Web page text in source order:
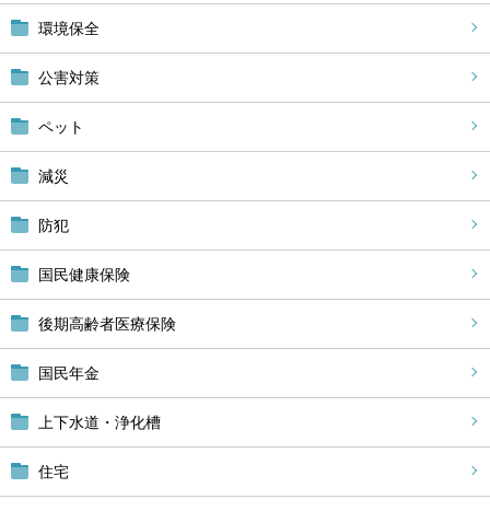
環境保全
公害対策
ペット
減災
防犯
国民健康保険
後期高齢者医療保険
国民年金
上下水道・浄化槽
住宅